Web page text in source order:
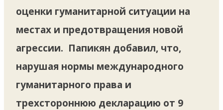
оценки гуманитарной ситуации на
местах и предотвращения новой
агрессии. Папикян добавил, что,
нарушая нормы международного
гуманитарного права и
трехстороннюю декларацию от 9